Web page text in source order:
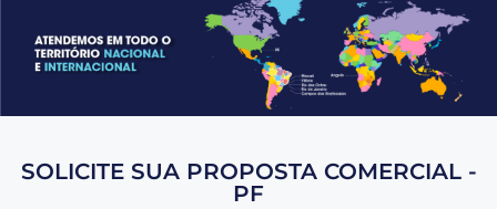
SOLICITE SUA PROPOSTA COMERCIAL -
PF